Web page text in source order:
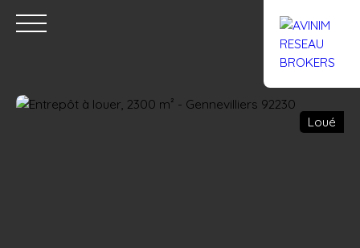
Loué